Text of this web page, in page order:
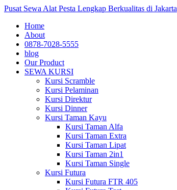
Pusat Sewa Alat Pesta Lengkap Berkualitas di Jakarta
Home
About
0878-7028-5555
blog
Our Product
SEWA KURSI
Kursi Scramble
Kursi Pelaminan
Kursi Direktur
Kursi Dinner
Kursi Taman Kayu
Kursi Taman Alfa
Kursi Taman Extra
Kursi Taman Lipat
Kursi Taman 2in1
Kursi Taman Single
Kursi Futura
Kursi Futura FTR 405